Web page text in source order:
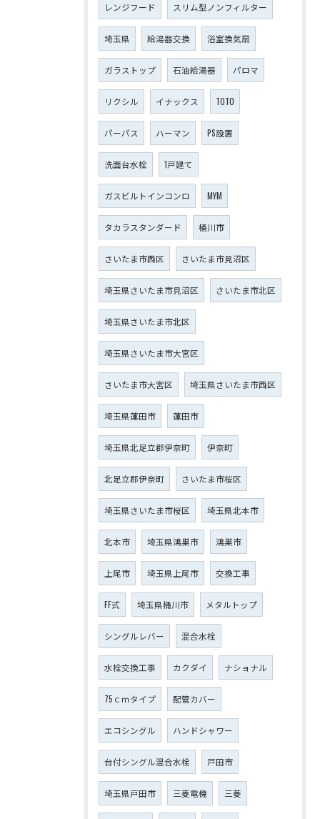
レンジフード スリム型ノンフィルター
埼玉県 給湯器交換 浴室換気扇
ガラストップ 石油給湯器 パロマ
リクシル イナックス TOTO
パーパス ハーマン PS設置
洗面台水栓 1戸建て
ガスビルトインコンロ MYM
タカラスタンダード 桶川市
さいたま市西区 さいたま市見沼区
埼玉県さいたま市見沼区 さいたま市北区
埼玉県さいたま市北区
埼玉県さいたま市大宮区
さいたま市大宮区 埼玉県さいたま市西区
埼玉県蓮田市 蓮田市
埼玉県北足立郡伊奈町 伊奈町
北足立郡伊奈町 さいたま市桜区
埼玉県さいたま市桜区 埼玉県北本市
北本市 埼玉県鴻巣市 鴻巣市
上尾市 埼玉県上尾市 交換工事
FF式 埼玉県桶川市 メタルトップ
シングルレバー 混合水栓
水栓交換工事 カクダイ ナショナル
75ｃｍタイプ 配管カバー
エコシングル ハンドシャワー
台付シングル混合水栓 戸田市
埼玉県戸田市 三菱電機 三菱